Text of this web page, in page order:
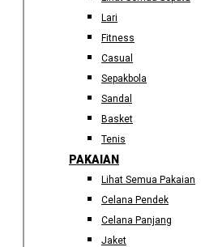
Lari
Fitness
Casual
Sepakbola
Sandal
Basket
Tenis
PAKAIAN
Lihat Semua Pakaian
Celana Pendek
Celana Panjang
Jaket